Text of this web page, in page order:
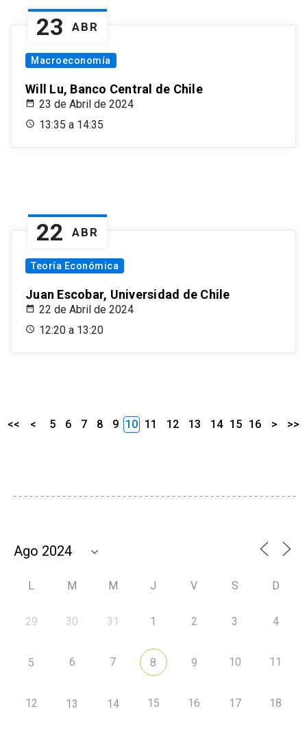
23 ABR
Macroeconomía
Will Lu, Banco Central de Chile
23 de Abril de 2024
13:35 a 14:35
22 ABR
Teoría Económica
Juan Escobar, Universidad de Chile
22 de Abril de 2024
12:20 a 13:20
<< < 5 6 7 8 9 10 11 12 13 14 15 16 > >>
L M M J V S D
29 30 31 1 2 3 4
5 6 7 8 9 10 11
12 13 14 15 16 17 18